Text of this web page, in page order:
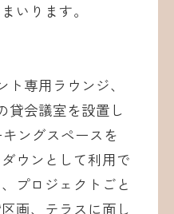
いります。
専用ラウンジ、
貸会議室を設置し
ングスペースを
ウンとして利用で
プロジェクトごと
画、テラスに面し